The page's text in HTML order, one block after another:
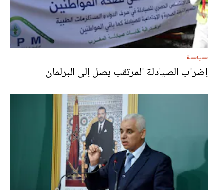
سياسة
إضراب الصيادلة المرتقب يصل إلى البرلمان